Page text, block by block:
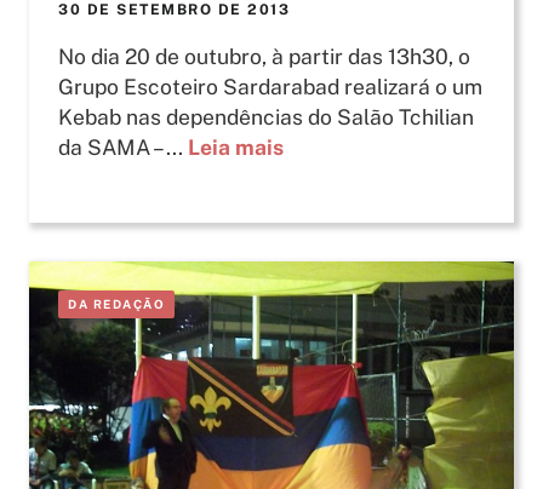
30 DE SETEMBRO DE 2013
No dia 20 de outubro, à partir das 13h30, o
Grupo Escoteiro Sardarabad realizará o um
Kebab nas dependências do Salão Tchilian
da SAMA – ... Leia mais
DA REDAÇÃO